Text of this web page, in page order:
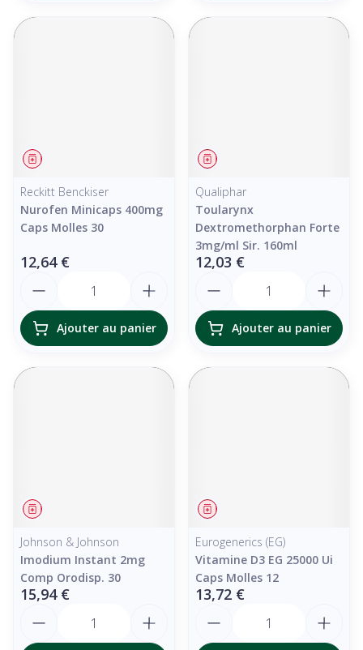
Médicament
Reckitt Benckiser
Nurofen Minicaps 400mg
Caps Molles 30
12,64 €
Ajouter au panier
Médicament
Qualiphar
Toularynx
Dextromethorphan Forte
3mg/ml Sir. 160ml
12,03 €
Ajouter au panier
Médicament
Johnson & Johnson
Imodium Instant 2mg
Comp Orodisp. 30
15,94 €
Médicament
Eurogenerics (EG)
Vitamine D3 EG 25000 Ui
Caps Molles 12
13,72 €